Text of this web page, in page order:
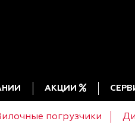
АКЦИИ
погрузчики